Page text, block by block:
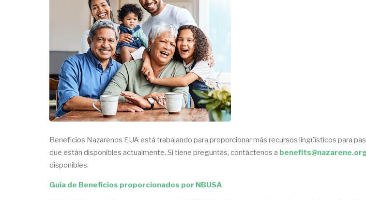
Beneficios Nazarenos EUA está trabajando para proporcionar más recursos lingüísticos para
que están disponibles actualmente. Si tiene preguntas, contáctenos a
disponibles.
Guía de Beneficios proporcionados por NBUSA